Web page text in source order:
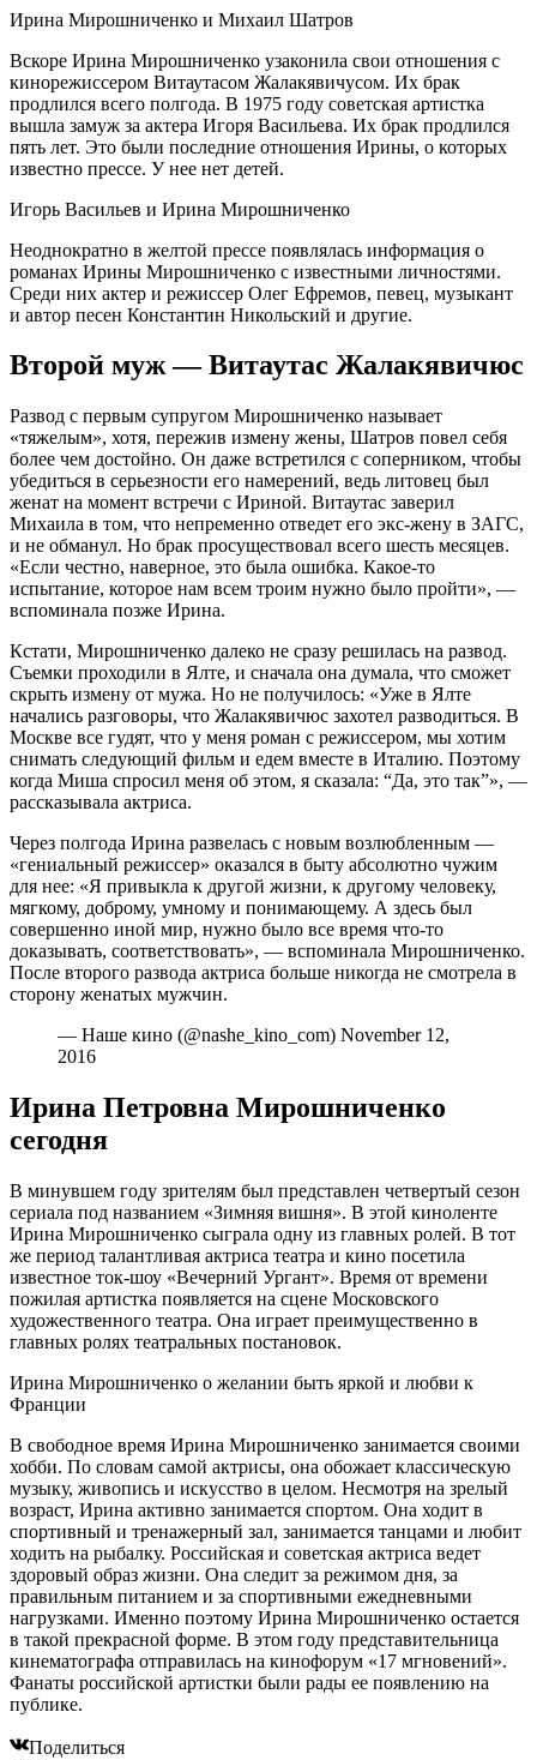
Ирина Мирошниченко и Михаил Шатров
Вскоре Ирина Мирошниченко узаконила свои отношения с
кинорежиссером Витаутасом Жалакявичусом. Их брак
продлился всего полгода. В 1975 году советская артистка
вышла замуж за актера Игоря Васильева. Их брак продлился
пять лет. Это были последние отношения Ирины, о которых
известно прессе. У нее нет детей.
Игорь Васильев и Ирина Мирошниченко
Неоднократно в желтой прессе появлялась информация о
романах Ирины Мирошниченко с известными личностями.
Среди них актер и режиссер Олег Ефремов, певец, музыкант
и автор песен Константин Никольский и другие.
Второй муж — Витаутас Жалакявичюс
Развод с первым супругом Мирошниченко называет
«тяжелым», хотя, пережив измену жены, Шатров повел себя
более чем достойно. Он даже встретился с соперником, чтобы
убедиться в серьезности его намерений, ведь литовец был
женат на момент встречи с Ириной. Витаутас заверил
Михаила в том, что непременно отведет его экс-жену в ЗАГС,
и не обманул. Но брак просуществовал всего шесть месяцев.
«Если честно, наверное, это была ошибка. Какое-то
испытание, которое нам всем троим нужно было пройти», —
вспоминала позже Ирина.
Кстати, Мирошниченко далеко не сразу решилась на развод.
Съемки проходили в Ялте, и сначала она думала, что сможет
скрыть измену от мужа. Но не получилось: «Уже в Ялте
начались разговоры, что Жалакявичюс захотел разводиться. В
Москве все гудят, что у меня роман с режиссером, мы хотим
снимать следующий фильм и едем вместе в Италию. Поэтому
когда Миша спросил меня об этом, я сказала: “Да, это так”», —
рассказывала актриса.
Через полгода Ирина развелась с новым возлюбленным —
«гениальный режиссер» оказался в быту абсолютно чужим
для нее: «Я привыкла к другой жизни, к другому человеку,
мягкому, доброму, умному и понимающему. А здесь был
совершенно иной мир, нужно было все время что-то
доказывать, соответствовать», — вспоминала Мирошниченко.
После второго развода актриса больше никогда не смотрела в
сторону женатых мужчин.
— Наше кино (@nashe_kino_com) November 12,
2016
Ирина Петровна Мирошниченко
сегодня
В минувшем году зрителям был представлен четвертый сезон
сериала под названием «Зимняя вишня». В этой киноленте
Ирина Мирошниченко сыграла одну из главных ролей. В тот
же период талантливая актриса театра и кино посетила
известное ток-шоу «Вечерний Ургант». Время от времени
пожилая артистка появляется на сцене Московского
художественного театра. Она играет преимущественно в
главных ролях театральных постановок.
Ирина Мирошниченко о желании быть яркой и любви к
Франции
В свободное время Ирина Мирошниченко занимается своими
хобби. По словам самой актрисы, она обожает классическую
музыку, живопись и искусство в целом. Несмотря на зрелый
возраст, Ирина активно занимается спортом. Она ходит в
спортивный и тренажерный зал, занимается танцами и любит
ходить на рыбалку. Российская и советская актриса ведет
здоровый образ жизни. Она следит за режимом дня, за
правильным питанием и за спортивными ежедневными
нагрузками. Именно поэтому Ирина Мирошниченко остается
в такой прекрасной форме. В этом году представительница
кинематографа отправилась на кинофорум «17 мгновений».
Фанаты российской артистки были рады ее появлению на
публике.
Поделиться